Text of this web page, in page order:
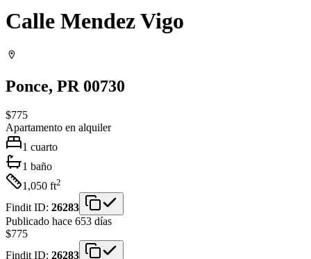
Calle Mendez Vigo
Ponce, PR 00730
$775
Apartamento en alquiler
1 cuarto
1 baño
1,050 ft2
Findit ID: 26283
Publicado hace 653 días
$775
Findit ID: 26283